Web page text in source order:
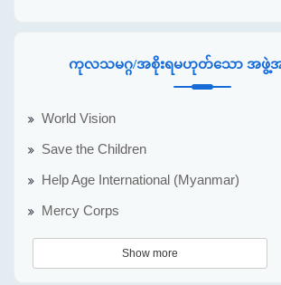
ကုလသမဂ္ဂ/အစိုးရမဟုတ်သော အဖွဲ့အစ
World Vision
Save the Children
Help Age International (Myanmar)
Mercy Corps
Show more